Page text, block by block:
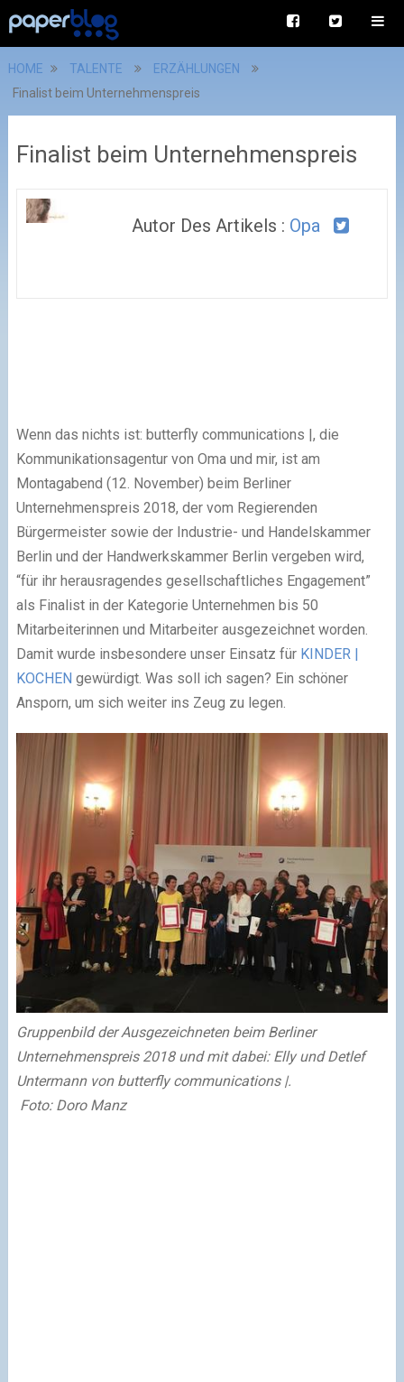
HOME TALENTE
ERZÄHLUNGEN
Finalist beim Unternehmenspreis
Finalist beim Unternehmenspreis
Autor Des Artikels : Opa
Wenn das nichts ist: butterfly communications |, die
Kommunikationsagentur von Oma und mir, ist am
Montagabend (12. November) beim Berliner
Unternehmenspreis 2018, der vom Regierenden
Bürgermeister sowie der Industrie- und Handelskammer
Berlin und der Handwerkskammer Berlin vergeben wird,
“für ihr herausragendes gesellschaftliches Engagement”
als Finalist in der Kategorie Unternehmen bis 50
Mitarbeiterinnen und Mitarbeiter ausgezeichnet worden.
Damit wurde insbesondere unser Einsatz für KINDER |
KOCHEN gewürdigt. Was soll ich sagen? Ein schöner
Ansporn, um sich weiter ins Zeug zu legen.
Gruppenbild der Ausgezeichneten beim Berliner
Unternehmenspreis 2018 und mit dabei: Elly und Detlef
Untermann von butterfly communications |.
Foto: Doro Manz